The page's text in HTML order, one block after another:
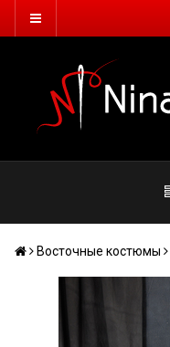
Восточные костюмы